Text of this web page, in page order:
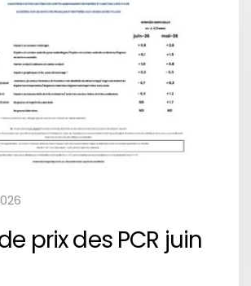
prix des PCR juin